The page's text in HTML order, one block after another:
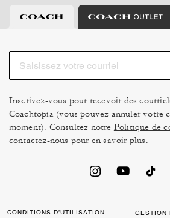
Inscrivez-vous pour recevoir des
Coachtopia (vous pouvez annuler votre
moment). Consultez notre Politique de
contactez-nous pour en savoir plus.
CONDITIONS D’UTILISATION GESTION